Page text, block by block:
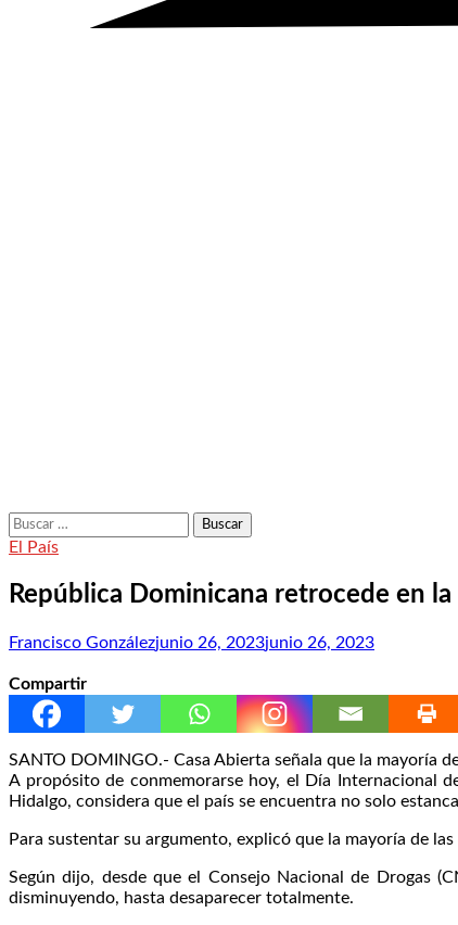
Buscar:
El País
República Dominicana retrocede en
Francisco Gonzálezjunio 26, 2023junio 26, 2023
Compartir
SANTO DOMINGO.- Casa Abierta señala que la mayoría
A propósito de conmemorarse hoy, el Día Internacional
Hidalgo, considera que el país se encuentra no solo
Para sustentar su argumento, explicó que la mayoría de
Según dijo, desde que el Consejo Nacional de Drogas
disminuyendo, hasta desaparecer totalmente.